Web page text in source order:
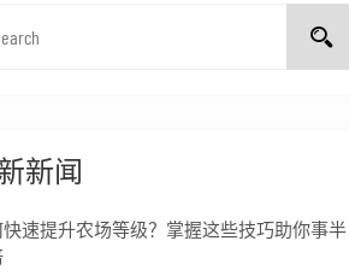
新闻
速提升农场等级？掌握这些技巧助你事半